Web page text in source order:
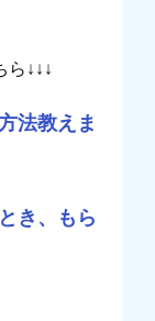
ら↓↓↓
法教えま
き、もら